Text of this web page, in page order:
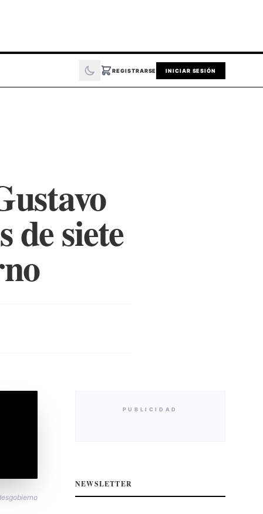
REGISTRARSE INICIAR SESIÓN
de siete
PUBLICIDAD
NEWSLETTER